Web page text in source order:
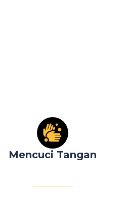
Mencuci Tangan